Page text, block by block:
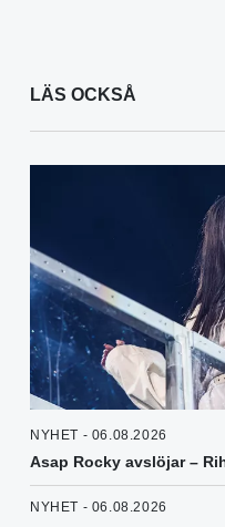
LÄS OCKSÅ
NYHET - 06.08.2026
Asap Rocky avslöjar –
NYHET - 06.08.2026